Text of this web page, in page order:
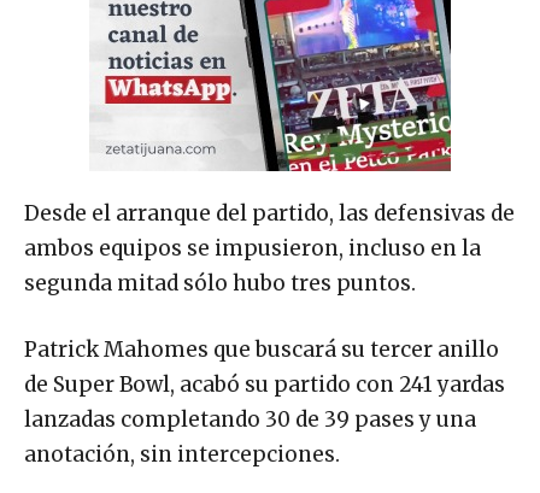
Desde el arranque del partido, las defensivas de
ambos equipos se impusieron, incluso en la
segunda mitad sólo hubo tres puntos.
Patrick Mahomes que buscará su tercer anillo
de Super Bowl, acabó su partido con 241 yardas
lanzadas completando 30 de 39 pases y una
anotación, sin intercepciones.